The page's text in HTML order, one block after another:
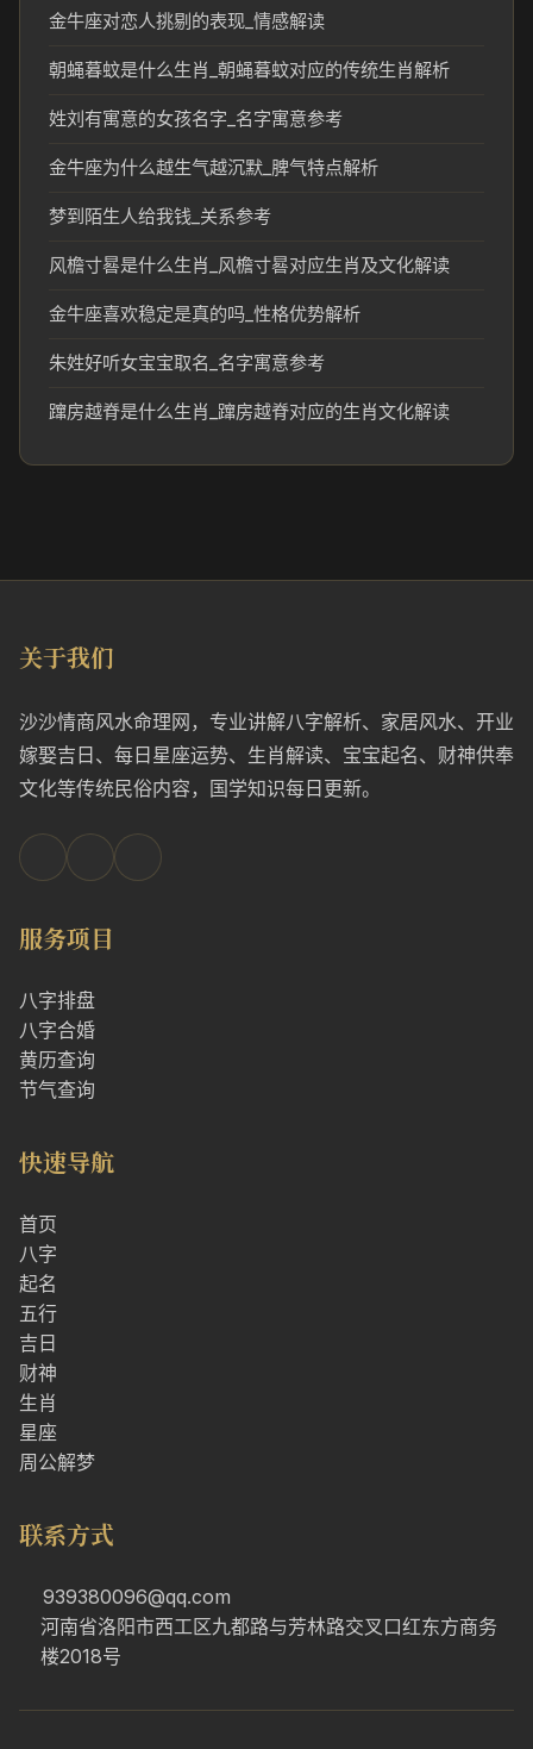
金牛座对恋人挑剔的表现_情感解读
朝蝇暮蚊是什么生肖_朝蝇暮蚊对应的传统生肖解析
姓刘有寓意的女孩名字_名字寓意参考
金牛座为什么越生气越沉默_脾气特点解析
梦到陌生人给我钱_关系参考
风檐寸晷是什么生肖_风檐寸晷对应生肖及文化解读
金牛座喜欢稳定是真的吗_性格优势解析
朱姓好听女宝宝取名_名字寓意参考
蹿房越脊是什么生肖_蹿房越脊对应的生肖文化解读
关于我们
沙沙情商风水命理网，专业讲解八字解析、家居风水、开业
嫁娶吉日、每日星座运势、生肖解读、宝宝起名、财神供奉
文化等传统民俗内容，国学知识每日更新。
服务项目
八字排盘
八字合婚
黄历查询
节气查询
快速导航
首页
八字
起名
五行
吉日
财神
生肖
星座
周公解梦
联系方式
939380096@qq.com
河南省洛阳市西工区九都路与芳林路交叉口红东方商务
楼2018号